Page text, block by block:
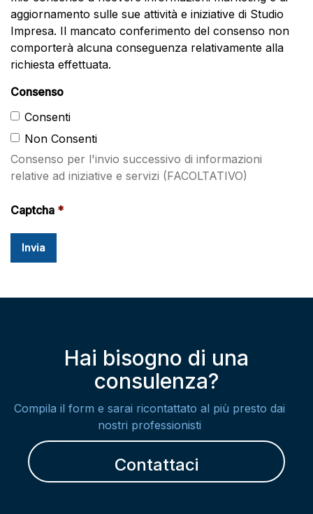
aggiornamento sulle sue attività e iniziative di Studio
Impresa. Il mancato conferimento del consenso non
comporterà alcuna conseguenza relativamente alla
richiesta effettuata.
Consenso
Consenti
Non Consenti
Consenso per l'invio successivo di informazioni
relative ad iniziative e servizi (FACOLTATIVO)
Captcha
Hai bisogno di una
consulenza?
Compila il form e sarai ricontattato al più presto dai
nostri professionisti
Contattaci